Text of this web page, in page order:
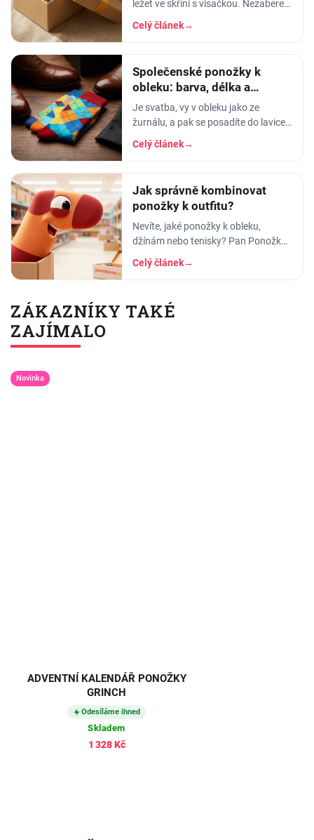
ležet ve skříni s visačkou. Nezabere
místo, neurazí, nezestárne v šuplíku
jako čtvrtý hrnek s vtipným nápisem.
Celý článek→
Společenské ponožky k
obleku: barva, délka a
materiál
Je svatba, vy v obleku jako ze
žurnálu, a pak se posadíte do lavice.
Sako padne, kravata sedí - a mezi
nohavicí a botou problikne pruh holé
Celý článek→
Jak správně kombinovat
ponožky k outfitu?
Nevíte, jaké ponožky k obleku,
džínám nebo tenisky? Pan Ponožka
radí, jak vybrat správnou barvu, vzor
i délku. Praktický průvodce pro muže
Celý článek→
ZÁKAZNÍKY TAKÉ
ZAJÍMALO
Novinka
ADVENTNÍ KALENDÁŘ PONOŽKY
GRINCH
Odesíláme ihned
Skladem
1 328 Kč